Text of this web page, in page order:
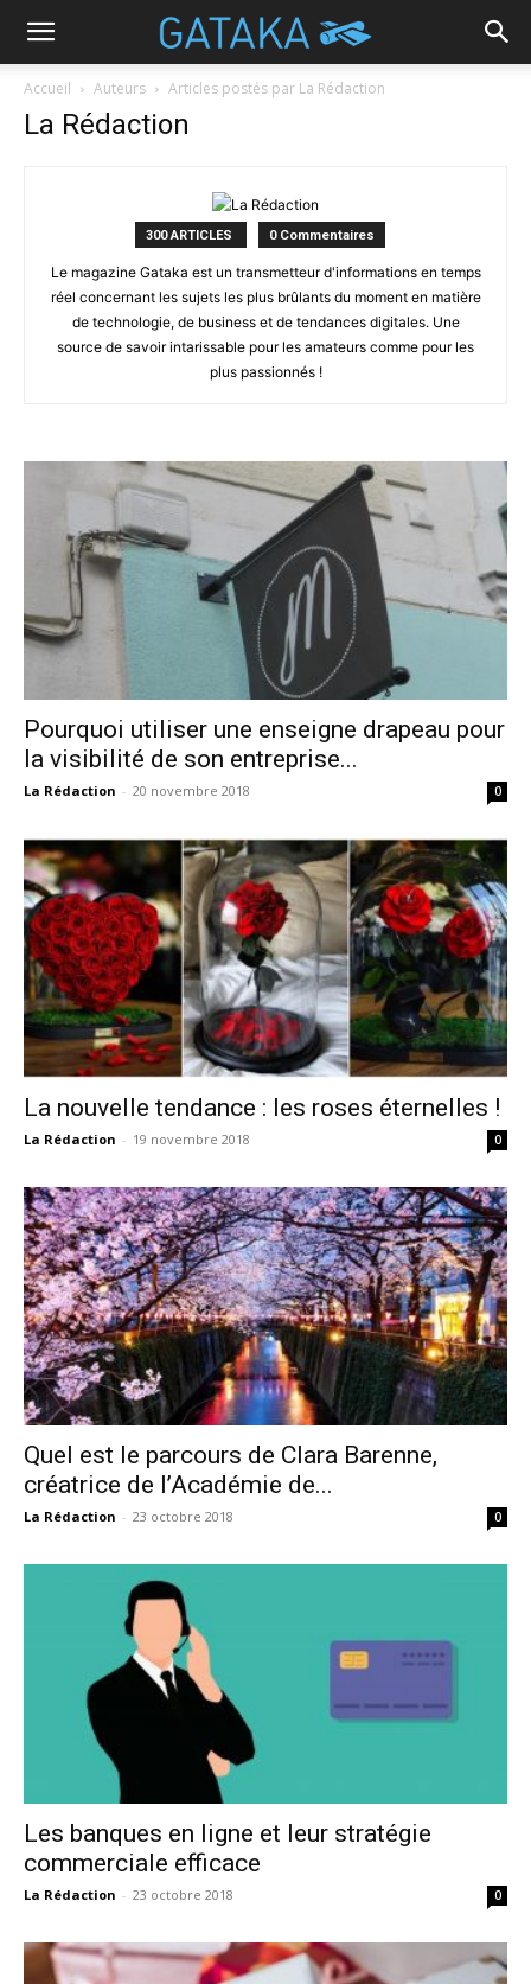
Accueil Auteurs Articles postés par La Rédaction
La Rédaction
300 ARTICLES 0 Commentaires
Le magazine Gataka est un transmetteur d'informations en temps
réel concernant les sujets les plus brûlants du moment en matière
de technologie, de business et de tendances digitales. Une
source de savoir intarissable pour les amateurs comme pour les
plus passionnés !
Pourquoi utiliser une enseigne drapeau pour
la visibilité de son entreprise...
La Rédaction - 20 novembre 2018 0
La nouvelle tendance : les roses éternelles !
La Rédaction - 19 novembre 2018 0
Quel est le parcours de Clara Barenne,
créatrice de l’Académie de...
La Rédaction - 23 octobre 2018 0
Les banques en ligne et leur stratégie
commerciale efficace
La Rédaction - 23 octobre 2018 0